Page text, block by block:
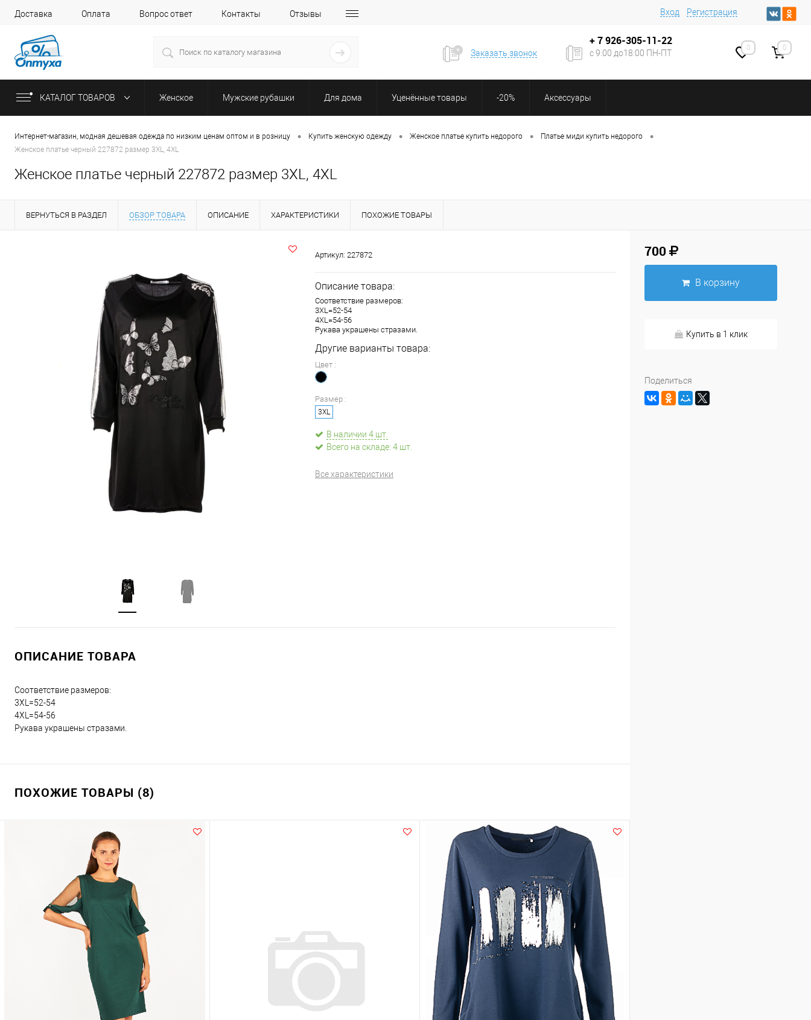
Доставка Оплата Вопрос ответ Контакты Отзывы Вход Регистрация
Заказать звонок
+ 7926-305-11-22
с 9:00 до18:00 ПН-ПТ
0 0
КАТАЛОГ ТОВАРОВ Женское Мужские рубашки Для дома Уценённые товары -20% Аксессуары
Интернет-магазин, модная дешевая одежда по низким ценам оптом и в розницу • Купить женскую одежду • Женское платье купить недорого • Платье миди купить недорого •
Женское платье черный 227872 размер 3XL, 4XL
Женское платье черный 227872 размер 3XL, 4XL
ВЕРНУТЬСЯ В РАЗДЕЛ ОБЗОР ТОВАРА ОПИСАНИЕ ХАРАКТЕРИСТИКИ ПОХОЖИЕ ТОВАРЫ
Артикул: 227872
Описание товара:
Соответствие размеров:
3XL=52-54
4XL=54-56
Рукава украшены стразами.
Другие варианты товара:
Цвет :
Размер :
3XL
В наличии 4 шт.
Всего на складе: 4 шт.
Все характеристики
ОПИСАНИЕ ТОВАРА
Соответствие размеров:
3XL=52-54
4XL=54-56
Рукава украшены стразами.
ПОХОЖИЕ ТОВАРЫ (8)
700
В корзину
Купить в 1 клик
Поделиться